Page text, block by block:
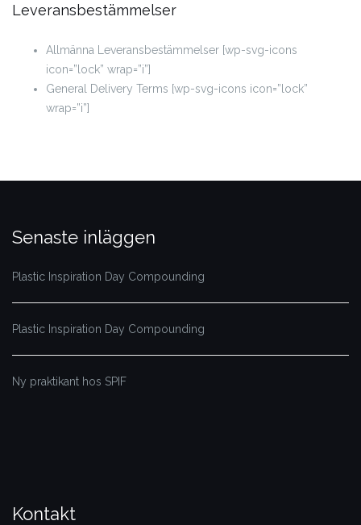
Leveransbestämmelser
Allmänna Leveransbestämmelser [wp-svg-icons
icon=”lock” wrap=”i”]
General Delivery Terms [wp-svg-icons icon=”lock”
wrap=”i”]
Senaste inläggen
Plastic Inspiration Day Compounding
Plastic Inspiration Day Compounding
Ny praktikant hos SPIF
Kontakt